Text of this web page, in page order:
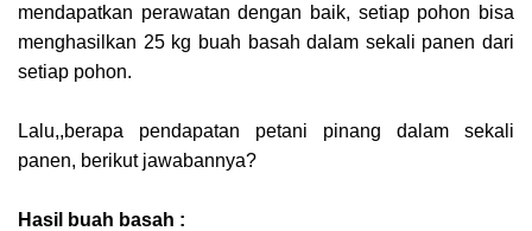
mendapatkan perawatan dengan baik, setiap pohon bisa
menghasilkan 25 kg buah basah dalam sekali panen dari
setiap pohon.
Lalu,,berapa pendapatan petani pinang dalam sekali
panen, berikut jawabannya?
Hasil buah basah :